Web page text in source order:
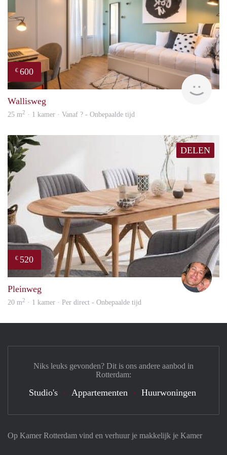
€ 600
Wallisweg
25 m2 · 1 kamer · Vanaf ? - Onbepaalde tijd
DELEN
€ 520
Bj Bj
Pleinweg
20 m2 · 1 kamer · Per direct - Onbepaalde tijd
Op Kamer Rotterdam vind en verhuur je makkelijk je Kamer
Niks leuks gevonden? Dit is ons andere aanbod in
Rotterdam:
Studio's Appartementen Huurwoningen